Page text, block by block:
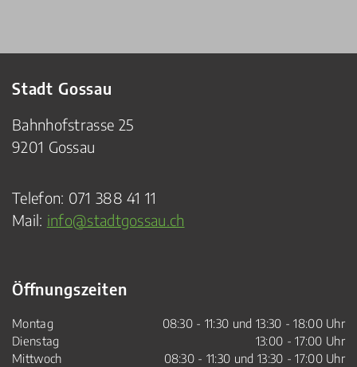
Stadt Gossau
Bahnhofstrasse 25
9201 Gossau
Telefon: 071 388 41 11
Mail: info@stadtgossau.ch
Öffnungszeiten
Montag
08:30 - 11:30 und 13:30 - 18:00 Uhr
Dienstag
13:00 - 17:00 Uhr
Mittwoch
08:30 - 11:30 und 13:30 - 17:00 Uhr